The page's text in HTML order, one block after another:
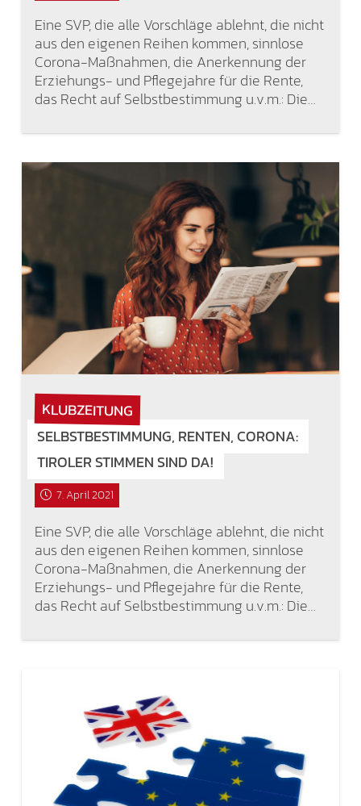
Eine SVP, die alle Vorschläge ablehnt, die nicht
aus den eigenen Reihen kommen, sinnlose
Corona-Maßnahmen, die Anerkennung der
Erziehungs- und Pflegejahre für die Rente,
das Recht auf Selbstbestimmung u.v.m.: Die…
KLUBZEITUNG
SELBSTBESTIMMUNG, RENTEN, CORONA:
TIROLER STIMMEN SIND DA!
7. April 2021
Eine SVP, die alle Vorschläge ablehnt, die nicht
aus den eigenen Reihen kommen, sinnlose
Corona-Maßnahmen, die Anerkennung der
Erziehungs- und Pflegejahre für die Rente,
das Recht auf Selbstbestimmung u.v.m.: Die…